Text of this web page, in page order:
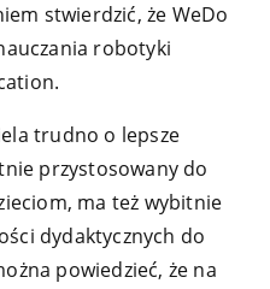
stwierdzić, że WeDo
robotyki
trudno o lepsze
przystosowany do
ma też wybitnie
dydaktycznych do
powiedzieć, że na